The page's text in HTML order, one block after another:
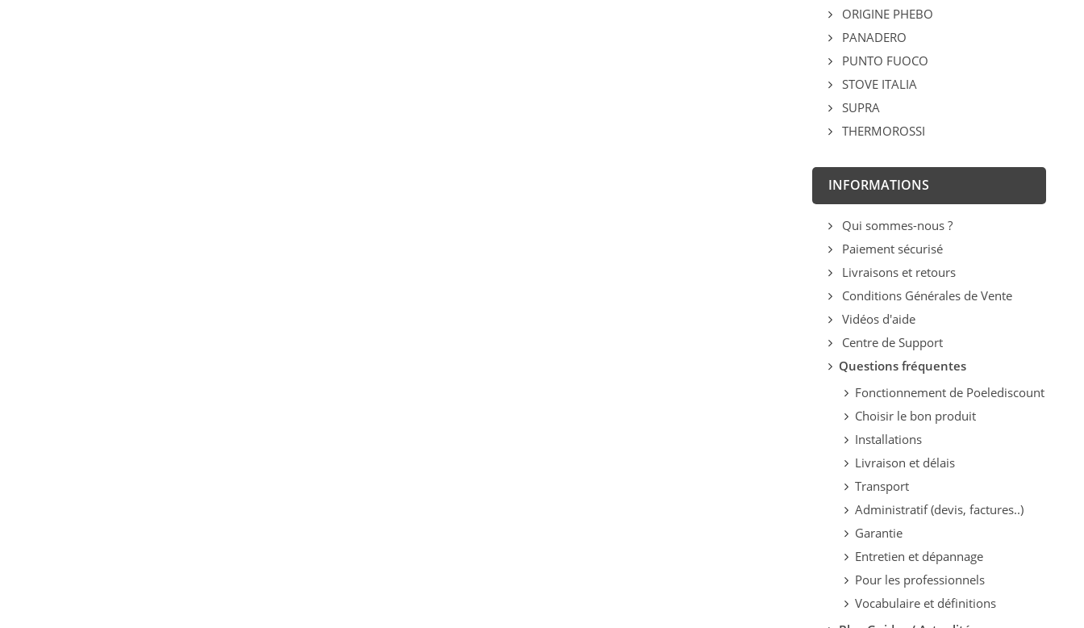
ORIGINE PHEBO
PANADERO
PUNTO FUOCO
STOVE ITALIA
SUPRA
THERMOROSSI
INFORMATIONS
Qui sommes-nous ?
Paiement sécurisé
Livraisons et retours
Conditions Générales de Vente
Vidéos d'aide
Centre de Support
Questions fréquentes
Fonctionnement de Poelediscount
Choisir le bon produit
Installations
Livraison et délais
Transport
Administratif (devis, factures..)
Garantie
Entretien et dépannage
Pour les professionnels
Vocabulaire et définitions